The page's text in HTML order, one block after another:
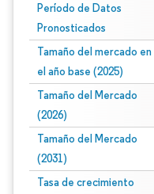
Período de Datos
Pronosticados
Tamaño del mercado en
el año base (2025)
Tamaño del Mercado
(2026)
Tamaño del Mercado
(2031)
Tasa de crecimiento